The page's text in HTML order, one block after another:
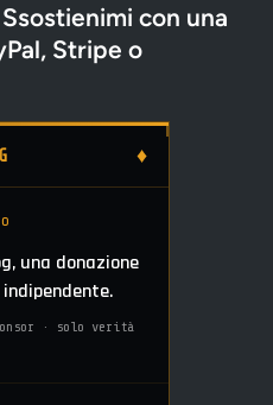
con una
Stripe o
♦
una donazione
· solo verità